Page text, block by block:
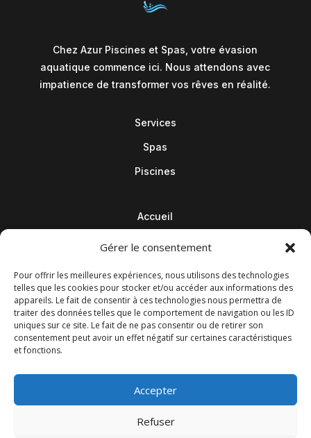
Gérer le consentement
Pour offrir les meilleures expériences, nous utilisons des technologies
telles que les cookies pour stocker et/ou accéder aux informations des
appareils. Le fait de consentir à ces technologies nous permettra de
traiter des données telles que le comportement de navigation ou les ID
uniques sur ce site. Le fait de ne pas consentir ou de retirer son
consentement peut avoir un effet négatif sur certaines caractéristiques
et fonctions.
Accepter
Refuser
Chez Azur Piscines et Spas, votre évasion
aquatique commence ici. Nous attendons avec
impatience de transformer vos rêves en réalité.
Services
Spas
Piscines
Accueil